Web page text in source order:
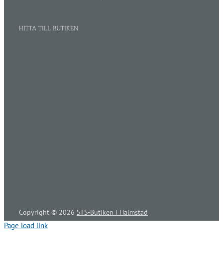
HITTA TILL BUTIKEN
Copyright © 2026 STS-Butiken i Halmstad
Page load link